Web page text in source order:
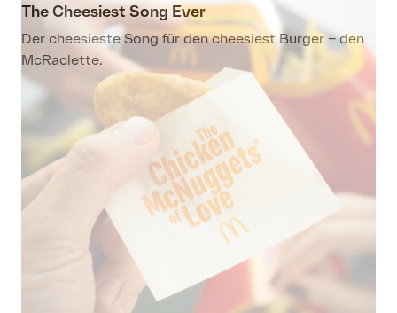
Home
Disruption®
Arbeiten
Über uns
The Cheesiest Song Ever
Der cheesieste Song für den cheesiest Burger – den
McRaclette.
Abonniere unseren
Newsletter
E-Mail-Adresse *